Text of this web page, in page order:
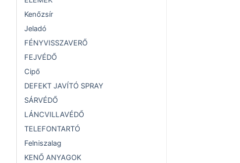
Kenőzsír
Jeladó
FÉNYVISSZAVERŐ
FEJVÉDŐ
Cipő
DEFEKT JAVÍTÓ SPRAY
SÁRVÉDŐ
LÁNCVILLAVÉDŐ
TELEFONTARTÓ
Felniszalag
KENŐ ANYAGOK